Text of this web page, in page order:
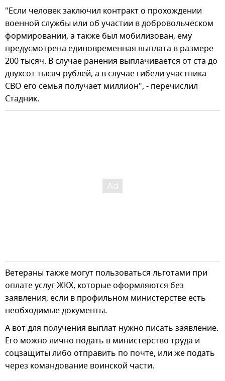
"Если человек заключил контракт о прохождении
военной службы или об участии в добровольческом
формировании, а также был мобилизован, ему
предусмотрена единовременная выплата в размере
200 тысяч. В случае ранения выплачивается от ста до
двухсот тысяч рублей, а в случае гибели участника
СВО его семья получает миллион", - перечислил
Стадник.
Ветераны также могут пользоваться льготами при
оплате услуг ЖКХ, которые оформляются без
заявления, если в профильном министерстве есть
необходимые документы.
А вот для получения выплат нужно писать заявление.
Его можно лично подать в министерство труда и
соцзащиты либо отправить по почте, или же подать
через командование воинской части.